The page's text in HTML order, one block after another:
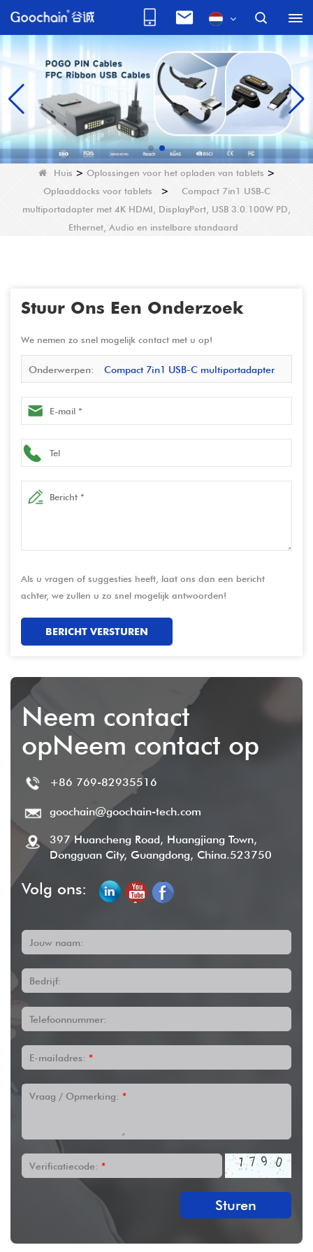
Huis > Oplossingen voor het opladen van tablets >
Oplaaddocks voor tablets >
Compact 7in1 USB-C
multiportadapter met 4K HDMI, DisplayPort, USB 3.0.100W PD,
Ethernet, Audio en instelbare standaard
Stuur Ons Een Onderzoek
We nemen zo snel mogelijk contact met u op!
Onderwerpen: Compact 7in1 USB-C multiportadapter
met 4K HDMI, DisplayPort, USB 3.0.100W PD, Ethernet,
Audio en instelbare standaard
Als u vragen of suggesties heeft, laat ons dan een bericht
achter, we zullen u zo snel mogelijk antwoorden!
BERICHT VERSTUREN
Neem contact
opNeem contact op
+86 769-82935516
goochain@goochain-tech.com
397 Huancheng Road, Huangjiang Town,
Dongguan City, Guangdong, China.523750
Volg ons:
Jouw naam:
Bedrijf:
Telefoonnummer:
E-mailadres: *
Vraag / Opmerking: *
Verificatiecode: *
Sturen